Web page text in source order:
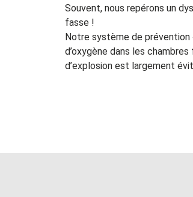
Souvent, nous repérons un
fasse !
Notre système de prévention
d’oxygène dans les
d’explosion est largement